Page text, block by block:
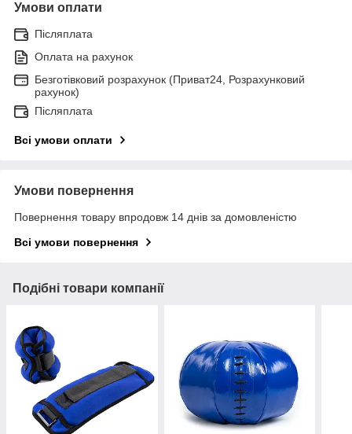
Умови оплати
Післяплата
Оплата на рахунок
Безготівковий розрахунок (Приват24, Розрахунковий
рахунок)
Післяплата
Всі умови оплати
Умови повернення
Повернення товару впродовж 14 днів за домовленістю
Всі умови повернення
Подібні товари компанії